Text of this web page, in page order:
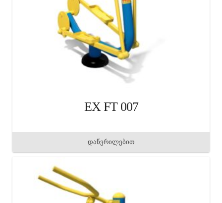
EX FT 007
დაწვრილებით